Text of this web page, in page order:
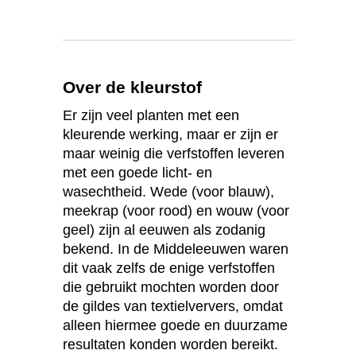
Over de kleurstof
Er zijn veel planten met een
kleurende werking, maar er zijn er
maar weinig die verfstoffen leveren
met een goede licht- en
wasechtheid. Wede (voor blauw),
meekrap (voor rood) en wouw (voor
geel) zijn al eeuwen als zodanig
bekend. In de Middeleeuwen waren
dit vaak zelfs de enige verfstoffen
die gebruikt mochten worden door
de gildes van textielververs, omdat
alleen hiermee goede en duurzame
resultaten konden worden bereikt.